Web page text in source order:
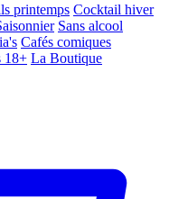
printemps Cocktail hiver
Sans alcool
Cafés comiques
18+ La Boutique